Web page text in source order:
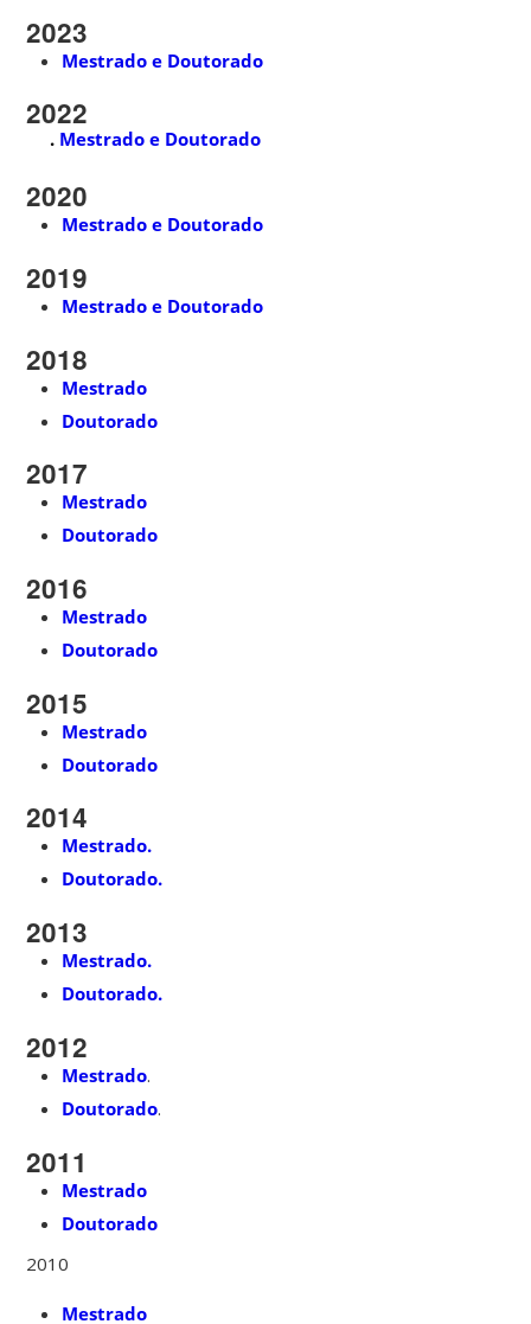
2023
Mestrado e Doutorado
2022
. Mestrado e Doutorado
2020
Mestrado e Doutorado
2019
Mestrado e Doutorado
2018
Mestrado
Doutorado
2017
Mestrado
Doutorado
2016
Mestrado
Doutorado
2015
Mestrado
Doutorado
2014
Mestrado.
Doutorado.
2013
Mestrado.
Doutorado.
2012
Mestrado.
Doutorado.
2011
Mestrado
Doutorado
2010
Mestrado